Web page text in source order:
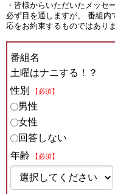
・皆様からいただいたメッセ
必ず目を通しますが、 番組
応をお約束するものではありま
番組名
土曜はナニする！？
性別
【必須】
男性
女性
回答しない
年齢
【必須】